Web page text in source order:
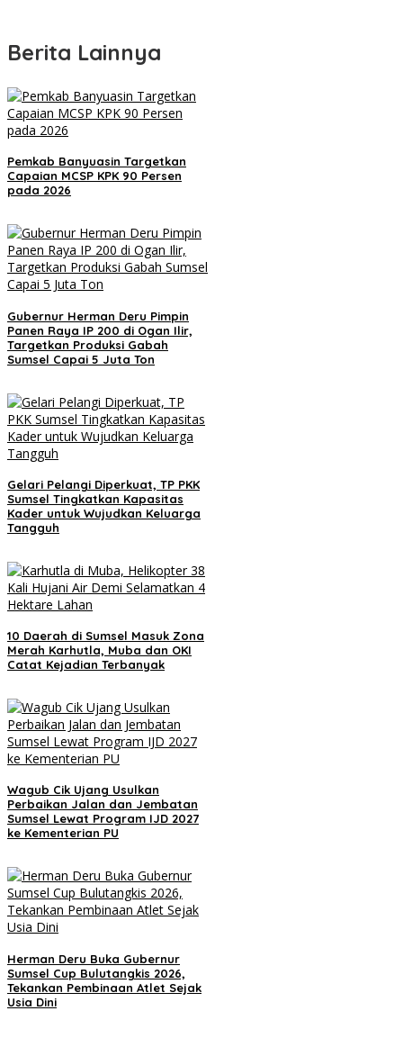
Berita Lainnya
Pemkab Banyuasin Targetkan
Capaian MCSP KPK 90 Persen
pada 2026
Gubernur Herman Deru Pimpin
Panen Raya IP 200 di Ogan Ilir,
Targetkan Produksi Gabah
Sumsel Capai 5 Juta Ton
Gelari Pelangi Diperkuat, TP PKK
Sumsel Tingkatkan Kapasitas
Kader untuk Wujudkan Keluarga
Tangguh
10 Daerah di Sumsel Masuk Zona
Merah Karhutla, Muba dan OKI
Catat Kejadian Terbanyak
Wagub Cik Ujang Usulkan
Perbaikan Jalan dan Jembatan
Sumsel Lewat Program IJD 2027
ke Kementerian PU
Herman Deru Buka Gubernur
Sumsel Cup Bulutangkis 2026,
Tekankan Pembinaan Atlet Sejak
Usia Dini